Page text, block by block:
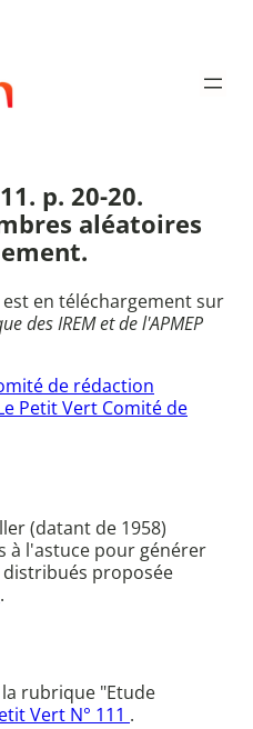
p. 20-20.
aléatoires
en téléchargement sur
des IREM et de l'APMEP
de rédaction
Petit Vert Comité de
(datant de 1958)
à l'astuce pour générer
proposée
.
rubrique "Etude
Vert N° 111 .